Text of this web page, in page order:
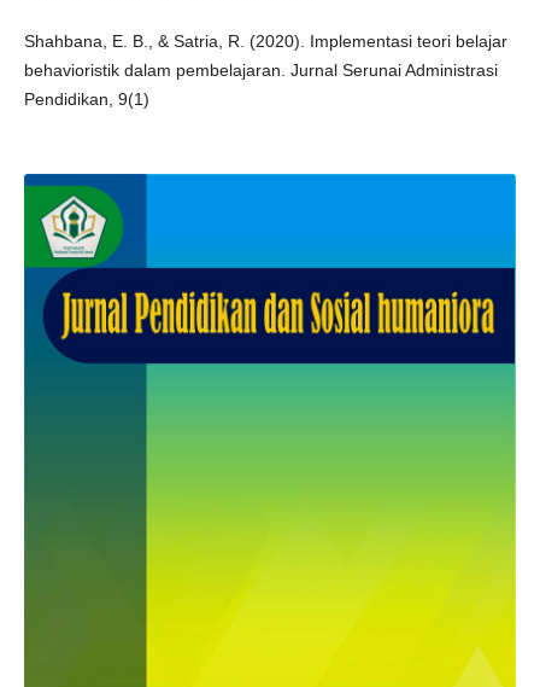
Shahbana, E. B., & Satria, R. (2020). Implementasi teori belajar
behavioristik dalam pembelajaran. Jurnal Serunai Administrasi
Pendidikan, 9(1)